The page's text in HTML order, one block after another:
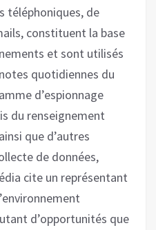
téléphoniques, de
constituent la base
et sont utilisés
quotidiennes du
d’espionnage
du renseignement
que d’autres
de données,
cite un représentant
d’opportunités que